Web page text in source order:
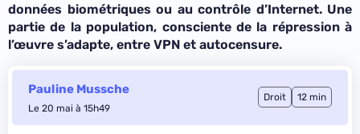
données biométriques ou au contrôle d’Internet. Une
partie de la population, consciente de la répression à
l’œuvre s’adapte, entre VPN et autocensure.
Pauline Mussche
Le 20 mai à 15h49
Droit 12 min